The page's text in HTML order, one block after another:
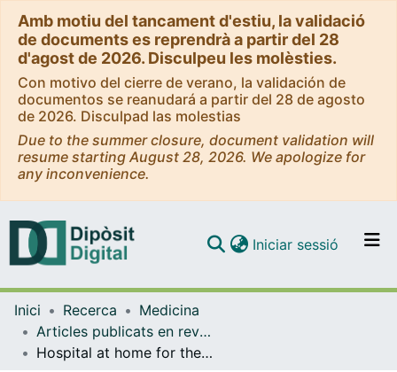
Amb motiu del tancament d'estiu, la validació
de documents es reprendrà a partir del 28
d'agost de 2026. Disculpeu les molèsties.
Con motivo del cierre de verano, la validación de
documentos se reanudará a partir del 28 de agosto
de 2026. Disculpad las molestias
Due to the summer closure, document validation will
resume starting August 28, 2026. We apologize for
any inconvenience.
Navega per tot el DD
Com publicar
Iniciar sessió (current)
Inici Recerca
Medicina
Articles publicats en revistes (Medicina)
Hospital at home for the management of COVID-19: preliminary experience with 63 patients